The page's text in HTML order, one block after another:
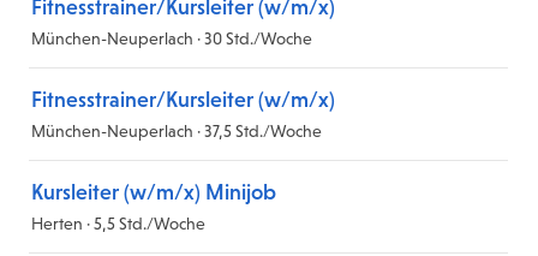
Fitnesstrainer/Kursleiter (w/m/x)
München-Neuperlach · 30 Std./Woche
Fitnesstrainer/Kursleiter (w/m/x)
München-Neuperlach · 37,5 Std./Woche
Kursleiter (w/m/x) Minijob
Herten · 5,5 Std./Woche